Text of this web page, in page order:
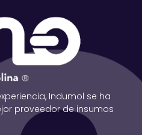
Indumol se ha
proveedor de insumos